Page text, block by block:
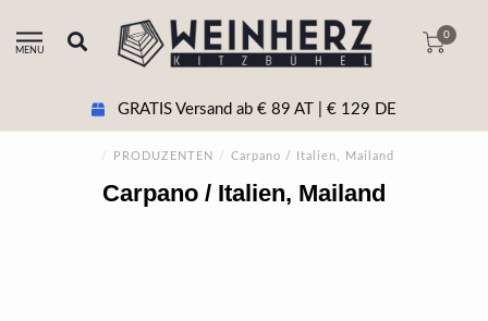
MENU
0
GRATIS Versand ab € 89 AT | € 129 DE
/ PRODUZENTEN / Carpano / Italien, Mailand
Carpano / Italien, Mailand